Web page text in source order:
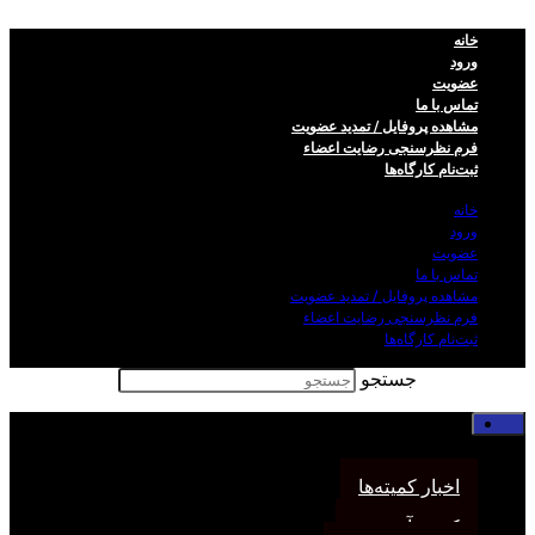
خانه
ورود
عضویت
تماس با ما
مشاهده پروفایل / تمدید عضویت
فرم نظر‌سنجی رضایت اعضاء
ثبت‌نام کارگاه‌ها
خانه
ورود
عضویت
تماس با ما
مشاهده پروفایل / تمدید عضویت
فرم نظر‌سنجی رضایت اعضاء
ثبت‌نام کارگاه‌ها
جستجو
اخبار کمیته‌ها
کمیته آموزش